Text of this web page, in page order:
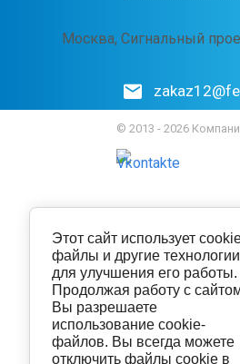
Москва, Сигнальный
© 2013 - 2026
Этот сайт использует
файлы и другие технологии
для улучшения его работы.
Продолжая работу с
Вы разрешаете
использование cookie-
файлов. Вы всегда можете
отключить файлы cookie в